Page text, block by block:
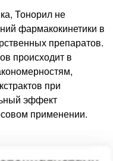
Тонорил не
фармакокинетики в
препаратов.
происходит в
при
эффект
применении.